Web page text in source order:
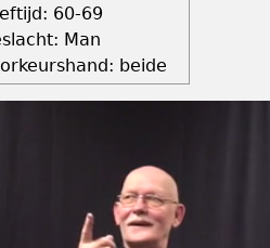
60-69
Man
beide